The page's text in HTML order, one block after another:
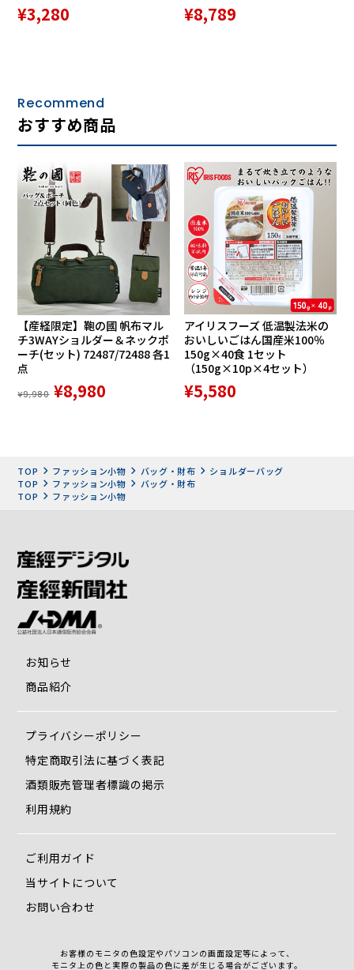
¥3,280 ¥8,789
Recommend
おすすめ商品
【産経限定】鞄の國 帆布マル
チ3WAYショルダー＆ネックポ
ーチ(セット) 72487/72488 各1
点
¥9,980 ¥8,980
アイリスフーズ 低温製法米の
おいしいごはん国産米100％
150g×40食 1セット
（150g×10p×4セット）
¥5,580
TOP ファッション小物 バッグ・財布
ショルダーバッグ
TOP
ファッション小物
バッグ・財布
TOP
ファッション小物
お知らせ
商品紹介
プライバシーポリシー
特定商取引法に基づく表記
酒類販売管理者標識の掲示
利用規約
ご利用ガイド
当サイトについて
お問い合わせ
お客様のモニタの色設定やパソコンの画面設定等によって、
モニタ上の色と実際の製品の色に差が生じる場合がございます。